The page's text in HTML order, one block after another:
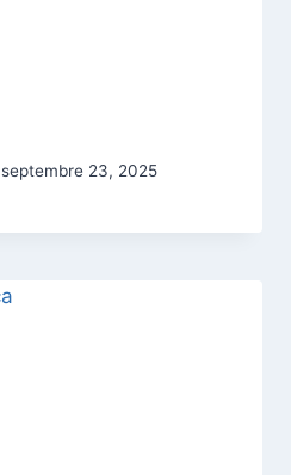
septembre 23, 2025